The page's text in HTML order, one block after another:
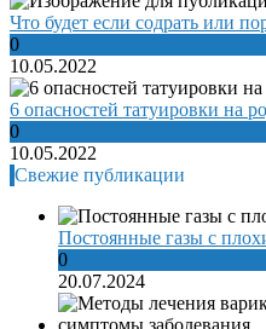
Что будет если содрать или
0
10.05.2022
6 опасностей татуировки на
0
10.05.2022
Свежие публикации
Постоянные газы с
0
20.07.2024